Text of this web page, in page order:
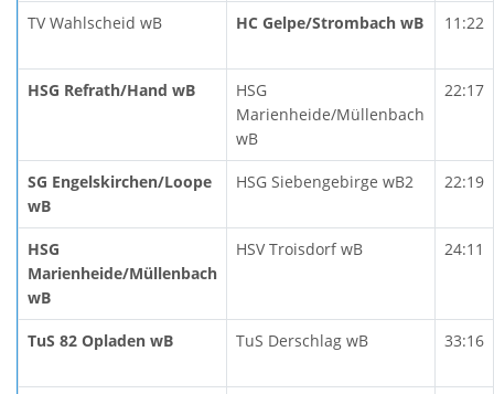
TV Wahlscheid wB HC Gelpe/Strombach wB 11:22
HSG Refrath/Hand wB
HSG
Marienheide/Müllenbach
wB
22:17
SG Engelskirchen/Loope
wB
HSG Siebengebirge wB2 22:19
HSG
Marienheide/Müllenbach
wB
HSV Troisdorf wB 24:11
TuS 82 Opladen wB TuS Derschlag wB 33:16